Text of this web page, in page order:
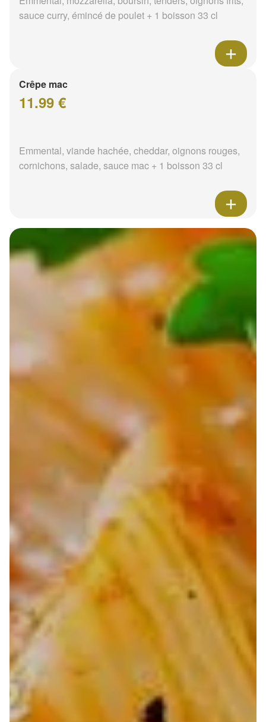
sauce curry, émincé de poulet + 1 boisson 33 cl
Crêpe mac
11.99 €
Emmental, viande hachée, cheddar, oignons rouges,
cornichons, salade, sauce mac + 1 boisson 33 cl